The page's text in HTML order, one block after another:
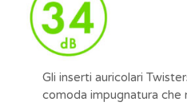
Gli inserti auricolari
comoda impugnatura che